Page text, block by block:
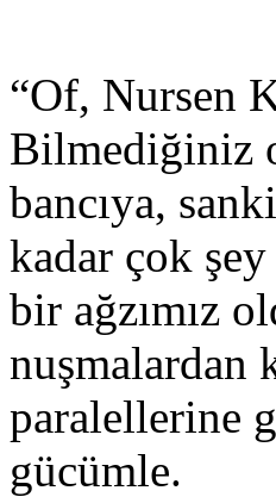
“Of, Nur­sen
Bil­me­di­ği­niz
ban­cı­ya,
ka­dar çok
bir ağ­zı­mız
nuş­ma­lar­dan
pa­ra­lel­le­ri­ne
gü­cüm­le.